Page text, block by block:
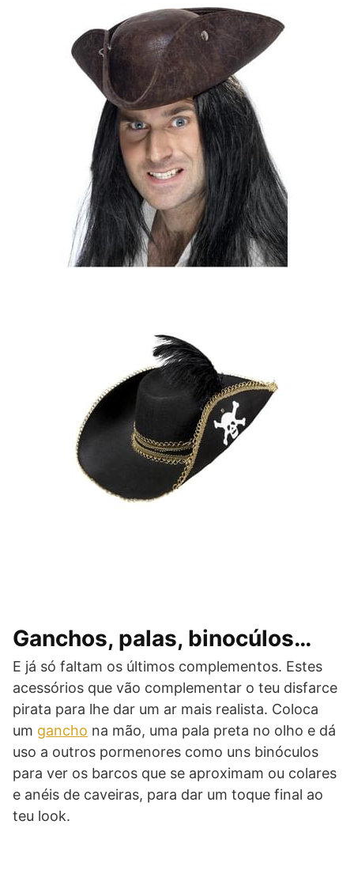
Ganchos, palas, binocúlos…
E já só faltam os últimos complementos. Estes
acessórios que vão complementar o teu disfarce
pirata para lhe dar um ar mais realista. Coloca
um gancho na mão, uma pala preta no olho e dá
uso a outros pormenores como uns binóculos
para ver os barcos que se aproximam ou colares
e anéis de caveiras, para dar um toque final ao
teu look.